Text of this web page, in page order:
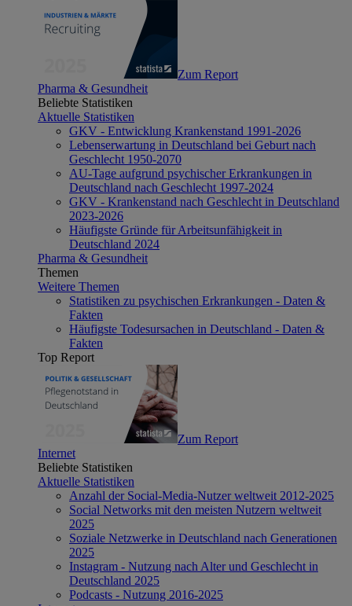
Zum Report
Pharma & Gesundheit
Beliebte Statistiken
Aktuelle Statistiken
GKV - Entwicklung Krankenstand 1991-2026
Lebenserwartung in Deutschland bei Geburt nach
Geschlecht 1950-2070
AU-Tage aufgrund psychischer Erkrankungen in
Deutschland nach Geschlecht 1997-2024
GKV - Krankenstand nach Geschlecht in Deutschland
2023-2026
Häufigste Gründe für Arbeitsunfähigkeit in
Deutschland 2024
Pharma & Gesundheit
Themen
Weitere Themen
Statistiken zu psychischen Erkrankungen - Daten &
Fakten
Häufigste Todesursachen in Deutschland - Daten &
Fakten
Top Report
Zum Report
Internet
Beliebte Statistiken
Aktuelle Statistiken
Anzahl der Social-Media-Nutzer weltweit 2012-2025
Social Networks mit den meisten Nutzern weltweit
2025
Soziale Netzwerke in Deutschland nach Generationen
2025
Instagram - Nutzung nach Alter und Geschlecht in
Deutschland 2025
Podcasts - Nutzung 2016-2025